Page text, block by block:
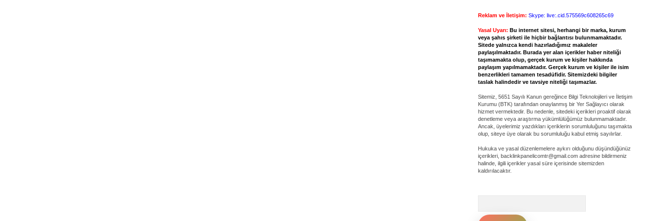
Reklam ve İletişim: Skype: live:.cid.575569c608265c69
Yasal Uyarı: Bu internet sitesi, herhangi bir marka, kurum
veya şahıs şirketi ile hiçbir bağlantısı bulunmamaktadır.
Sitede yalnızca kendi hazırladığımız makaleler
paylaşılmaktadır. Burada yer alan içerikler haber niteliği
taşımamakta olup, gerçek kurum ve kişiler hakkında
paylaşım yapılmamaktadır. Gerçek kurum ve kişiler ile isim
benzerlikleri tamamen tesadüfidir. Sitemizdeki bilgiler
taslak halindedir ve tavsiye niteliği taşımazlar.
Sitemiz, 5651 Sayılı Kanun gereğince Bilgi Teknolojileri ve İletişim
Kurumu (BTK) tarafından onaylanmış bir Yer Sağlayıcı olarak
hizmet vermektedir. Bu nedenle, sitedeki içerikleri proaktif olarak
denetleme veya araştırma yükümlülüğümüz bulunmamaktadır.
Ancak, üyelerimiz yazdıkları içeriklerin sorumluluğunu taşımakta
olup, siteye üye olarak bu sorumluluğu kabul etmiş sayılırlar.
Hukuka ve yasal düzenlemelere aykırı olduğunu düşündüğünüz
içerikleri, backlinkpanelicomtr@gmail.comadresine bildirmeniz
halinde, ilgili içerikler yasal süre içerisinde sitemizden
kaldırılacaktır.